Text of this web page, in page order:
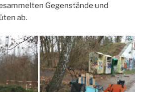
Gegenstände und
ab.